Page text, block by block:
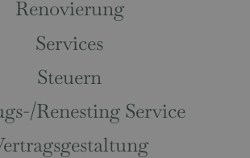
Renovierung
Services
Steuern
Renesting Service